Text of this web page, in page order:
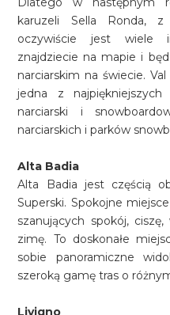
karuzeli Sella Ronda,
oczywiście jest wiele
znajdziecie na mapie i
narciarskim na świecie.
jedna z
narciarski i
narciarskich i parków
Alta Badia
Alta Badia jest częścią
Superski. Spokojne
szanujących spokój,
zimę. To doskonałe
sobie panoramiczne
szeroką gamę tras o
Livigno